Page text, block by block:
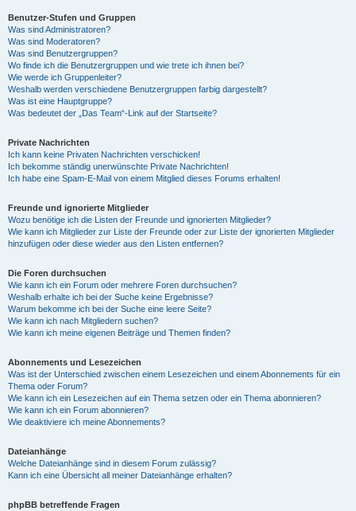
Benutzer-Stufen und Gruppen
Was sind Administratoren?
Was sind Moderatoren?
Was sind Benutzergruppen?
Wo finde ich die Benutzergruppen und wie trete ich ihnen bei?
Wie werde ich Gruppenleiter?
Weshalb werden verschiedene Benutzergruppen farbig dargestellt?
Was ist eine Hauptgruppe?
Was bedeutet der „Das Team“-Link auf der Startseite?
Private Nachrichten
Ich kann keine Privaten Nachrichten verschicken!
Ich bekomme ständig unerwünschte Private Nachrichten!
Ich habe eine Spam-E-Mail von einem Mitglied dieses Forums erhalten!
Freunde und ignorierte Mitglieder
Wozu benötige ich die Listen der Freunde und ignorierten Mitglieder?
Wie kann ich Mitglieder zur Liste der Freunde oder zur Liste der ignorierten Mitglieder
hinzufügen oder diese wieder aus den Listen entfernen?
Die Foren durchsuchen
Wie kann ich ein Forum oder mehrere Foren durchsuchen?
Weshalb erhalte ich bei der Suche keine Ergebnisse?
Warum bekomme ich bei der Suche eine leere Seite?
Wie kann ich nach Mitgliedern suchen?
Wie kann ich meine eigenen Beiträge und Themen finden?
Abonnements und Lesezeichen
Was ist der Unterschied zwischen einem Lesezeichen und einem Abonnements für ein
Thema oder Forum?
Wie kann ich ein Lesezeichen auf ein Thema setzen oder ein Thema abonnieren?
Wie kann ich ein Forum abonnieren?
Wie deaktiviere ich meine Abonnements?
Dateianhänge
Welche Dateianhänge sind in diesem Forum zulässig?
Kann ich eine Übersicht all meiner Dateianhänge erhalten?
phpBB betreffende Fragen